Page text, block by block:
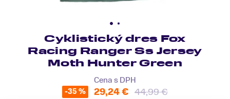
Cyklistický dres Fox
Racing Ranger Ss Jersey
Moth Hunter Green
Cena s DPH
-35 % 29,24 € 44,99 €